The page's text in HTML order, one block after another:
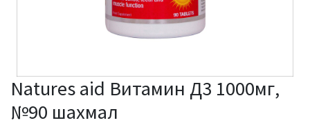
Natures aid Витамин Д3 1000мг,
№90 шахмал